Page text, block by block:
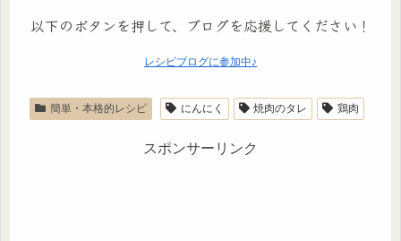
以下のボタンを押して、ブログを応援してください！
レシピブログに参加中♪
簡単・本格的レシピ にんにく 焼肉のタレ 鶏肉
スポンサーリンク